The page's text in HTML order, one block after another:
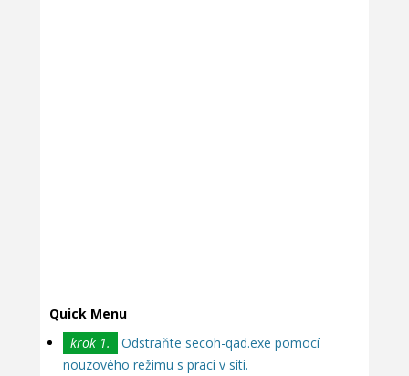
Quick Menu
krok 1.
Odstraňte secoh-qad.exe pomocí
nouzového režimu s prací v síti.